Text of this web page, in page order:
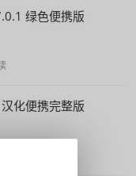
绿色便携版
化便携完整版